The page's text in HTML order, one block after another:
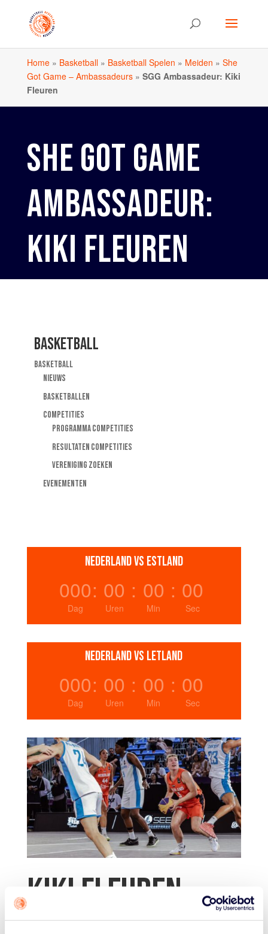
Home» Basketball» Basketball Spelen » Meiden » She
Got Game – Ambassadeurs» SGG Ambassadeur: Kiki
Fleuren
SHE GOT GAME
AMBASSADEUR:
KIKI FLEUREN
BASKETBALL
BASKETBALL
NIEUWS
BASKETBALLEN
COMPETITIES
PROGRAMMA COMPETITIES
RESULTATEN COMPETITIES
VERENIGING ZOEKEN
EVENEMENTEN
NEDERLAND VS ESTLAND
000
Dag
: 00
Uren
: 00
Min
: 00
Sec
NEDERLAND VS LETLAND
000
Dag
: 00
Uren
: 00
Min
: 00
Sec
KIKI FLEUREN